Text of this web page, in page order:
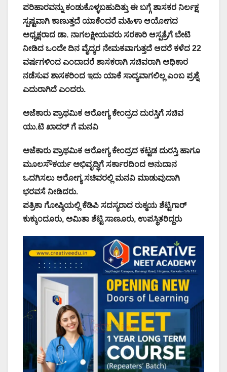
ಪರಿಹಾರವನ್ನು ಕಂಡುಕೊಳ್ಳಬಹುದಿತ್ತು ಈ ಬಗ್ಗೆ ಶಾಸಕರ ನಿರ್ಲಕ್ಷ
ಸ್ಪಷ್ಟವಾಗಿ ಕಾಣುತ್ತದೆ ಯಾಕೆಂದರೆ ಮಹಿಳಾ ಆಯೋಗದ
ಅಧ್ಯಕ್ಷರಾದ ಡಾ. ನಾಗಲಕ್ಷೀಯವರು ಸರಕಾರಿ ಆಸ್ಪತ್ರೆಗೆ ಬೇಟಿ‌
ನೀಡಿದ ಒಂದೇ ದಿನ ವೈದ್ಯರ ನೇಮಕವಾಗುತ್ತದೆ ಆದರೆ ಕಳೆದ 22
ವರ್ಷಗಳಿಂದ ಎಂದಾದರೆ ಶಾಸಕರಾಗಿ ಸಚಿವರಾಗಿ ಅಧಿಕಾರ
ನಡೆಸುವ ಶಾಸಕರಿಂದ ಇದು ಯಾಕೆ ಸಾದ್ಯವಾಗಲಿಲ್ಲ ಎಂಬ ಪ್ರಶ್ನೆ
ಎದುರಾಗಿದೆ ಎಂದರು.
ಅಜೆಕಾರು ಪ್ರಾಥಮಿಕ ಆರೋಗ್ಯ ಕೇಂದ್ರದ ದುರಸ್ತಿಗೆ ಸಚಿವ
ಯು.ಟಿ ಖಾದರ್ ಗೆ ಮನವಿ
ಅಜೆಕಾರು ಪ್ರಾಥಮಿಕ ಆರೋಗ್ಯ ಕೇಂದ್ರದ ಕಟ್ಟಡ ದುರಸ್ತಿ ಹಾಗೂ
ಮೂಲಸೌಕರ್ಯ ಅಭಿವೃದ್ಧಿಗೆ ಸರ್ಕಾರದಿಂದ ಅನುದಾನ
ಒದಗಿಸಲು ಆರೋಗ್ಯ ಸಚಿವರಲ್ಲಿ ಮನವಿ ಮಾಡುವುದಾಗಿ
ಭರವಸೆ ನೀಡಿದರು.
ಪತ್ರಿಕಾ ಗೋಷ್ಠಿಯಲ್ಲಿ ಕೆಡಿಪಿ ಸದಸ್ಯರಾದ ರುಕ್ಮಯ ಶೆಟ್ಟಿಗಾರ್
ಕುಕ್ಕುಂದೂರು, ಅಮಿತಾ ಶೆಟ್ಟಿ ಸಾಣೂರು, ಉಪಸ್ಥಿತರಿದ್ದರು